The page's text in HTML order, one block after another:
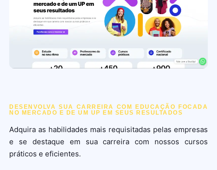
DESENVOLVA SUA CARREIRA COM EDUCAÇÃO FOCADA
NO MERCADO E DE UM UP EM SEUS RESULTADOS
Adquira as habilidades mais requisitadas pelas empresas
e se destaque em sua carreira com nossos cursos
práticos e eficientes.